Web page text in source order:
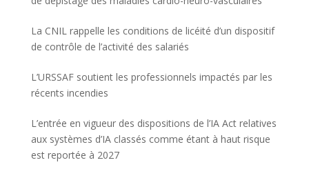
La CNIL rappelle les conditions de licéité d’un dispositif
de contrôle de l’activité des salariés
L’URSSAF soutient les professionnels impactés par les
récents incendies
L’entrée en vigueur des dispositions de l’IA Act relatives
aux systèmes d’IA classés comme étant à haut risque
est reportée à 2027